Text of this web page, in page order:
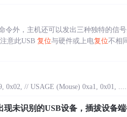
外，主机还可以发出三种独特的信号
意此USB 复位与硬件或上电复位不相
0x02, // USAGE (Mouse) 0xa1, 0x01,
现未识别的USB设备，插拔设备